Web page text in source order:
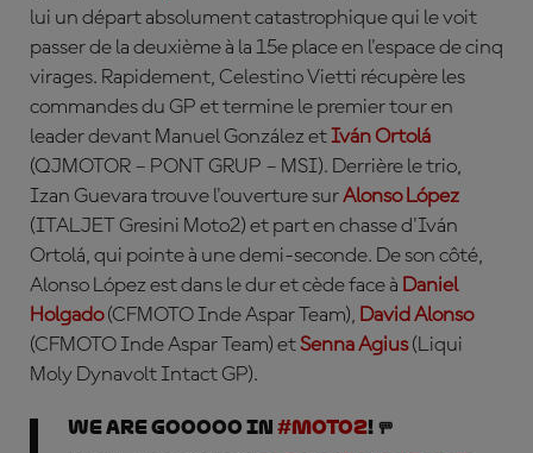
lui un départ absolument catastrophique qui le voit
passer de la deuxième à la 15e place en l'espace de cinq
virages. Rapidement, Celestino Vietti récupère les
commandes du GP et termine le premier tour en
leader devant Manuel González etIván Ortolá
(QJMOTOR – PONT GRUP – MSI). Derrière le trio,
Izan Guevara trouve l'ouverture surAlonso López
(ITALJET Gresini Moto2) et part en chasse d'Iván
Ortolá, qui pointe à une demi-seconde. De son côté,
Alonso López est dans le dur et cède face à Daniel
Holgado(CFMOTO Inde Aspar Team), David Alonso
(CFMOTO Inde Aspar Team) etSenna Agius(Liqui
Moly Dynavolt Intact GP).
WE ARE GOOOOO IN #Moto2! 🚥